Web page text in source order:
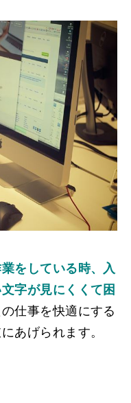
をしている時、入
字が見にくくて困
仕事を快適にする
あげられます。